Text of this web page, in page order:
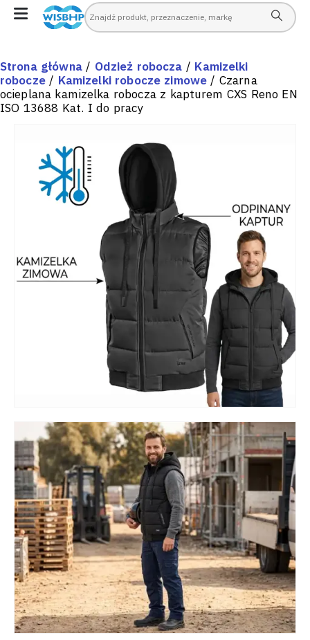
Strona główna/ Odzież robocza / Kamizelki
robocze/ Kamizelki robocze zimowe / Czarna
ocieplana kamizelka robocza z kapturem CXS Reno EN
ISO 13688 Kat. I do pracy